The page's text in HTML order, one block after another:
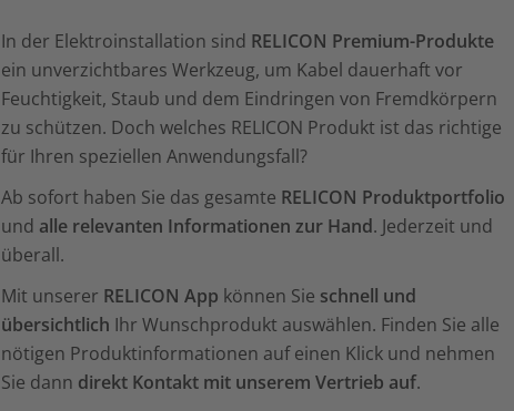
In der Elektroinstallation sind RELICON Premium-Produkte
ein unverzichtbares Werkzeug, um Kabel dauerhaft vor
Feuchtigkeit, Staub und dem Eindringen von Fremdkörpern
zu schützen. Doch welches RELICON Produkt ist das richtige
für Ihren speziellen Anwendungsfall?
Ab sofort haben Sie das gesamte RELICON Produktportfolio
und alle relevanten Informationen zur Hand. Jederzeit und
überall.
Mit unserer RELICON App können Sie schnell und
übersichtlich Ihr Wunschprodukt auswählen. Finden Sie alle
nötigen Produktinformationen auf einen Klick und nehmen
Sie dann direkt Kontakt mit unserem Vertrieb auf.